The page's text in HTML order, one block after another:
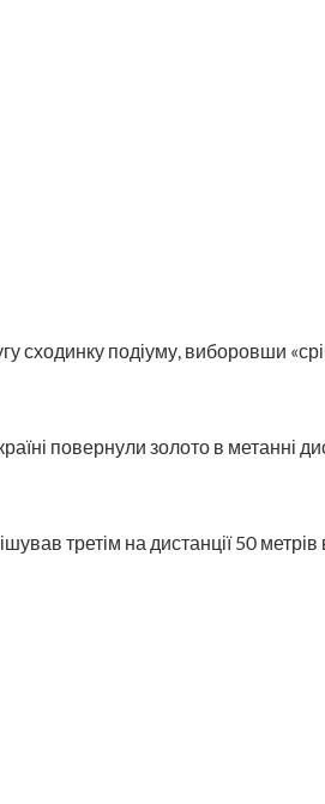
сходинку подіуму, виборовши
третім на дистанції 50